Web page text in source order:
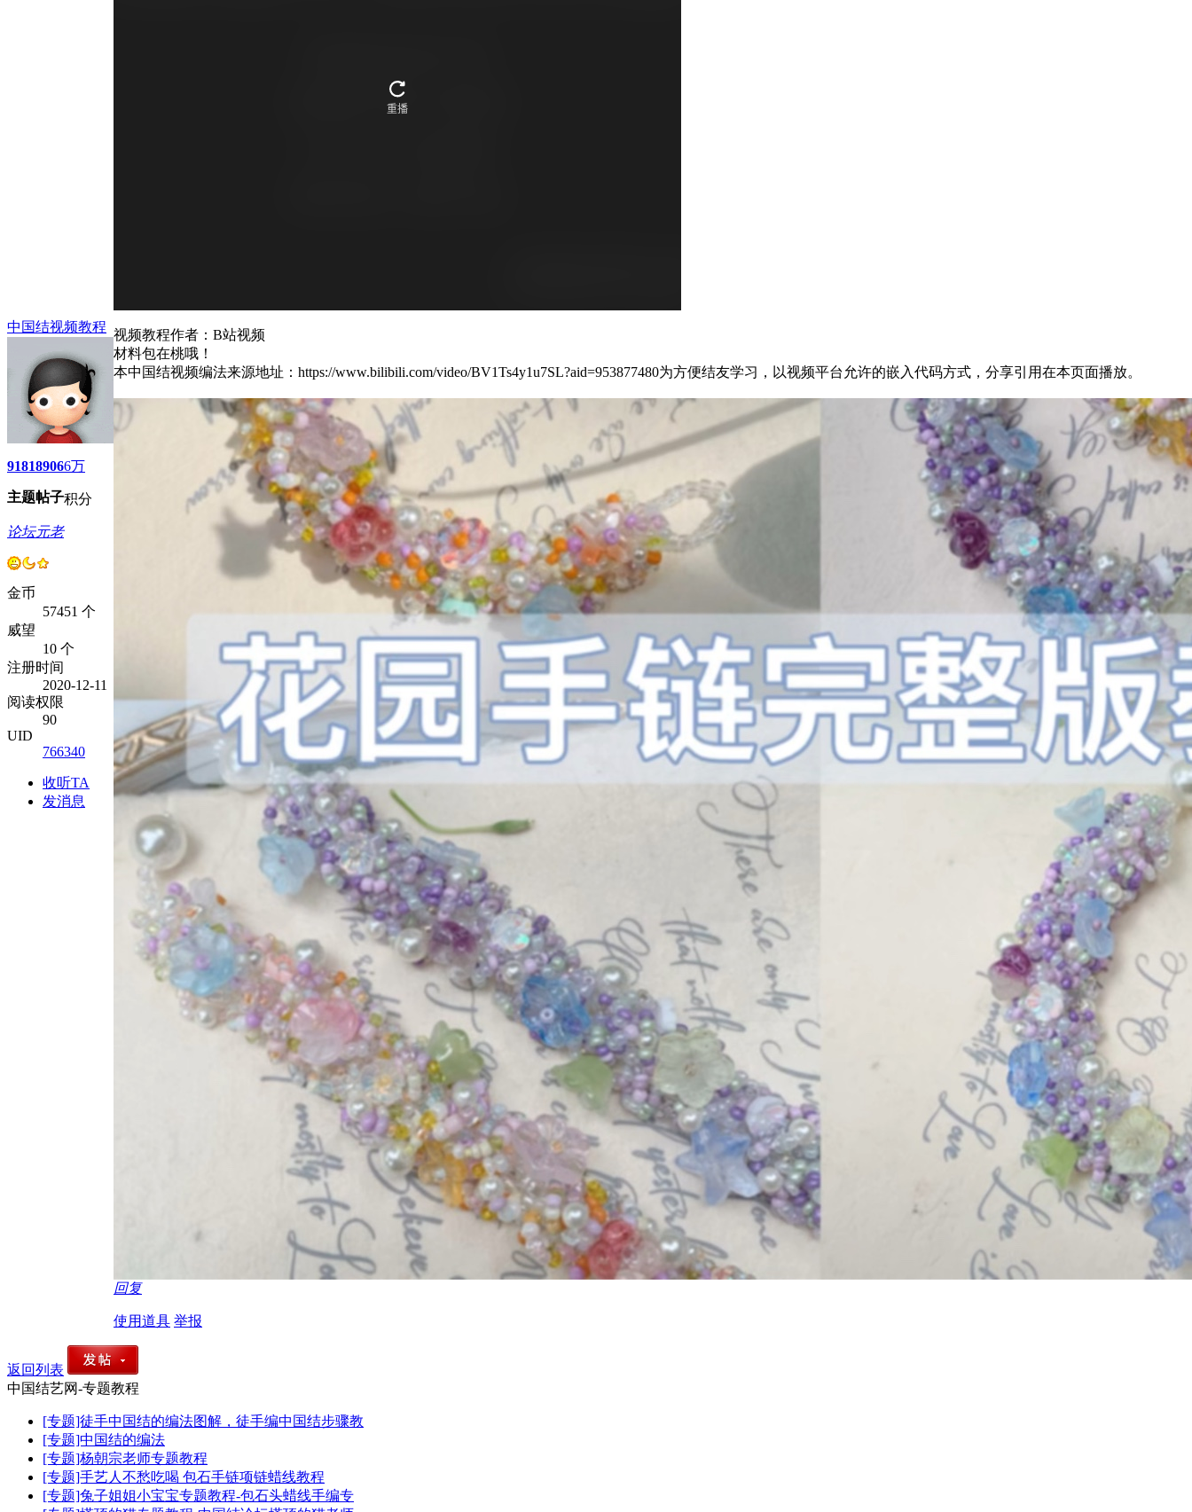
中国结视频教程
9181
主题
8906
帖子
6万
积分
论坛元老
金币
57451 个
威望
10 个
注册时间
2020-12-11
阅读权限
90
UID
766340
收听TA
发消息
视频教程作者：B站视频
材料包在桃哦！
本中国结视频编法来源地址：https://www.bilibili.com/video/BV1Ts4y1u7SL?aid=953877480为方便结友学习，以视频平台允许的嵌入代码方式，分享引用在本页面播放。
回复
使用道具 举报
返回列表
中国结艺网-专题教程
[专题]徒手中国结的编法图解，徒手编中国结步骤教
[专题]中国结的编法
[专题]杨朝宗老师专题教程
[专题]手艺人不愁吃喝 包石手链项链蜡线教程
[专题]兔子姐姐小宝宝专题教程-包石头蜡线手编专